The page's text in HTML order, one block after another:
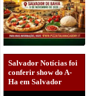
Salvador Notícias foi
conferir show do A-
Ha em Salvador